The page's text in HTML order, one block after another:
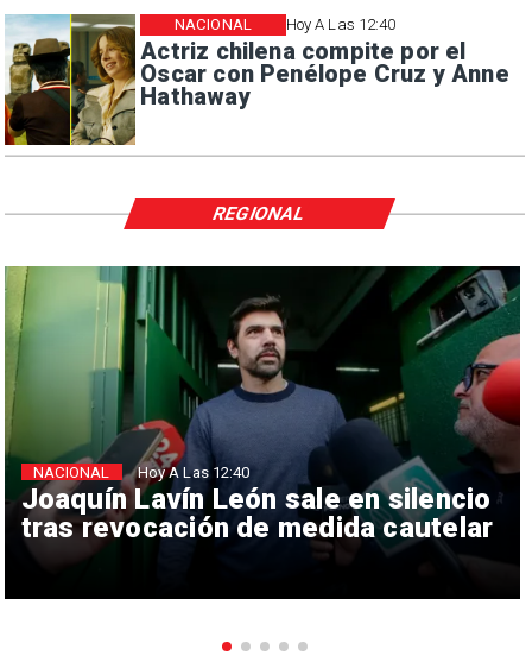
Hoy A Las 12:40
Actriz chilena compite por el
Oscar con Penélope Cruz y Anne
Hathaway
NACIONAL
Joaquín Lavín León sale en silencio
tras revocación de medida cautelar
NACIONAL Hoy A Las 12:40
REGIONAL